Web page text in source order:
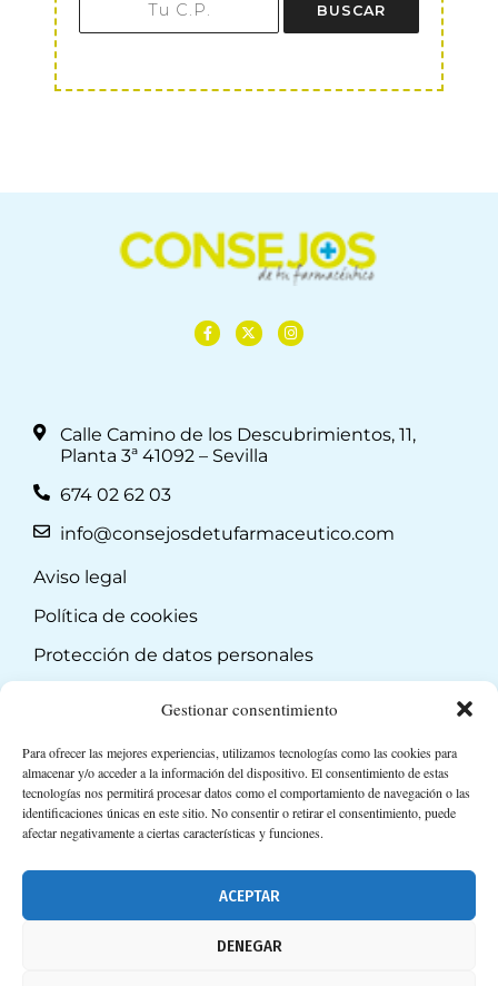
Gestionar consentimiento
Para ofrecer las mejores experiencias, utilizamos tecnologías como las cookies para
almacenar y/o acceder a la información del dispositivo. El consentimiento de estas
tecnologías nos permitirá procesar datos como el comportamiento de navegación o las
identificaciones únicas en este sitio. No consentir o retirar el consentimiento, puede
afectar negativamente a ciertas características y funciones.
ACEPTAR
DENEGAR
BUSCAR
Calle Camino de los Descubrimientos, 11,
Planta 3ª 41092 – Sevilla
674 02 62 03
info@consejosdetufarmaceutico.com
Aviso legal
Política de cookies
Protección de datos personales